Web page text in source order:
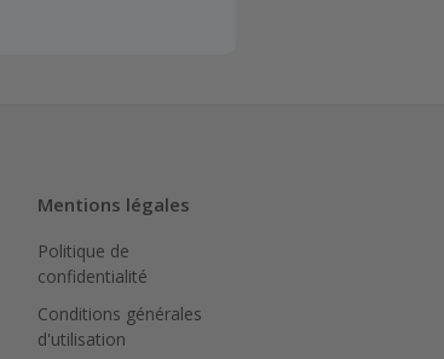
Mentions légales
Politique de
confidentialité
Conditions générales
d'utilisation